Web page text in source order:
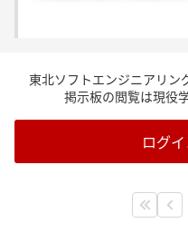
過去の先輩が受けてど
東北ソフトエンジニアリン
掲示板の閲覧は現役
ログ